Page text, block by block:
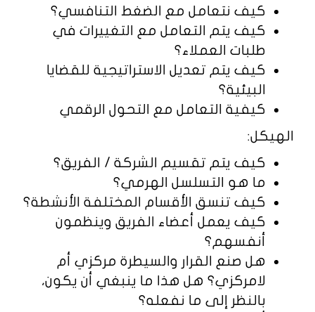
كيف نتعامل مع الضغط التنافسي؟
كيف يتم التعامل مع التغييرات في
طلبات العملاء؟
كيف يتم تعديل الاستراتيجية للقضايا
البيئية؟
كيفية التعامل مع التحول الرقمي
الهيكل:
كيف يتم تقسيم الشركة / الفريق؟
ما هو التسلسل الهرمي؟
كيف تنسق الأقسام المختلفة الأنشطة؟
كيف يعمل أعضاء الفريق وينظمون
أنفسهم؟
هل صنع القرار والسيطرة مركزي أم
لامركزي؟ هل هذا ما ينبغي أن يكون،
بالنظر إلى ما نفعله؟